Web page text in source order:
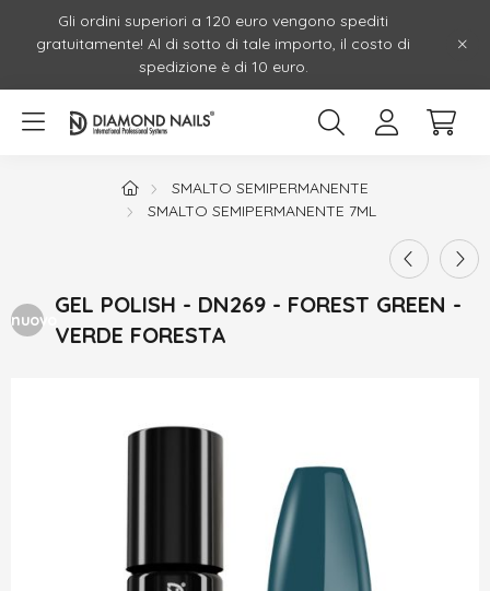
Gli ordini superiori a 120 euro vengono spediti
gratuitamente! Al di sotto di tale importo, il costo di
spedizione è di 10 euro.
SMALTO SEMIPERMANENTE
SMALTO SEMIPERMANENTE 7ML
nuovo
GEL POLISH - DN269 - FOREST GREEN -
VERDE FORESTA